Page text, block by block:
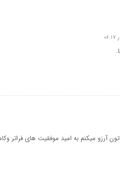
آرزو میکنم به امید موفقیت های فراتر